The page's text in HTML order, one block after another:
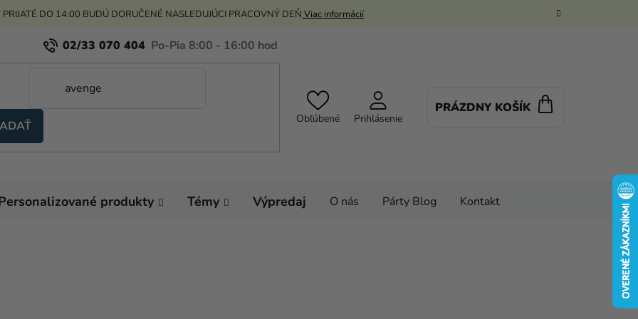
PRIJATÉ DO 14:00 BUDÚ DORUČENÉ NASLEDUJÚCI PRACOVNÝ DEŇ Viac informácií
02/33 070 404
Obľúbené Prihlásenie
PRÁZDNY KOŠÍK
produkty Témy Výpredaj O nás Párty Blog Kontakt